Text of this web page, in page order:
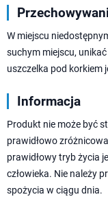
W miejscu
suchym miejscu,
uszczelka pod korkiem
Informacja
Produkt nie może być
prawidłowo
prawidłowy tryb życia
człowieka. Nie należy
spożycia w ciągu dnia.